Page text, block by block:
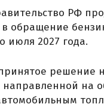
РФ
обращение
июля 2027 года.
решение
на